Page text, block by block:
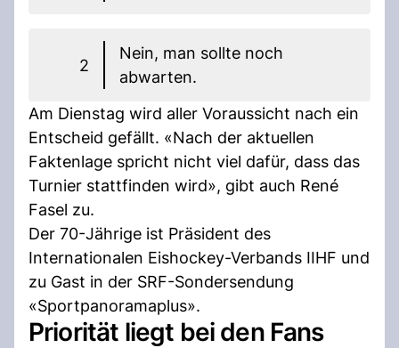
2
Nein, man sollte noch
abwarten.
Am Dienstag wird aller Voraussicht nach ein
Entscheid gefällt. «Nach der aktuellen
Faktenlage spricht nicht viel dafür, dass das
Turnier stattfinden wird», gibt auch René
Fasel zu.
Der 70-Jährige ist Präsident des
Internationalen Eishockey-Verbands IIHF und
zu Gast in der SRF-Sondersendung
«Sportpanoramaplus».
Priorität liegt bei den Fans